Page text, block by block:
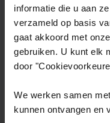
informatie die u aan
verzameld op basis
gaat akkoord met
gebruiken. U kunt elk
door
We werken samen met
kunnen ontvangen en
Gevonden op:
44m² 2